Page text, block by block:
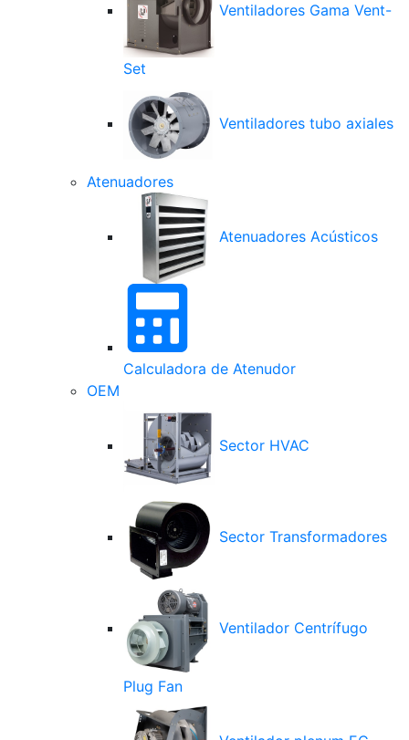
Ventiladores Gama Vent-
Set
Ventiladores tubo axiales
Atenuadores
Atenuadores Acústicos
Calculadora de Atenudor
OEM
Sector HVAC
Sector Transformadores
Ventilador Centrífugo
Plug Fan